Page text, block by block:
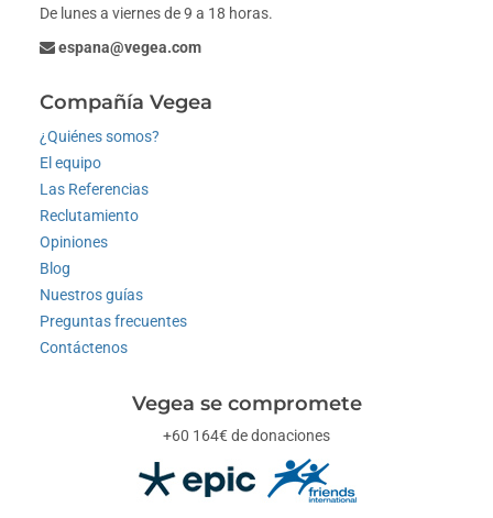
De lunes a viernes de 9 a 18 horas.
espana@vegea.com
Compañía Vegea
¿Quiénes somos?
El equipo
Las Referencias
Reclutamiento
Opiniones
Blog
Nuestros guías
Preguntas frecuentes
Contáctenos
Vegea se compromete
+60 164€ de donaciones